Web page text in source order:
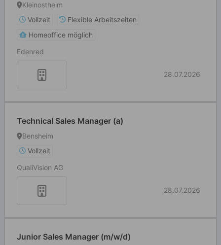
Kleinostheim
Vollzeit
Flexible Arbeitszeiten
Homeoffice möglich
Edenred
28.07.2026
Technical Sales Manager (a)
Bensheim
Vollzeit
QualiVision AG
28.07.2026
Junior Sales Manager (m/w/d)